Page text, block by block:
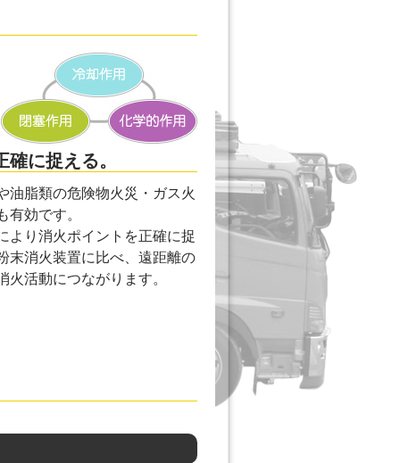
に捉える。
油脂類の危険物火災・ガス火
有効です。
より消火ポイントを正確に捉
末消火装置に比べ、遠距離の
火活動につながります。